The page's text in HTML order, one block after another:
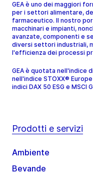
GEA è uno dei maggiori
per i settori alimentare,
farmaceutico. Il nostro
macchinari e impianti,
avanzate, componenti e
diversi settori industriali,
l'efficienza dei processi
GEA è quotata nell'indice
nell'indice STOXX®
indici DAX 50 ESG e MSCI
Prodotti e servizi
Ambiente
Bevande